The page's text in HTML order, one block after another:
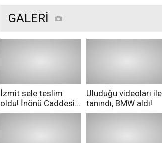
GALERİ
İzmit sele teslim
oldu! İnönü Caddesi
göle döndü!
Uluduğu videoları ile
tanındı, BMW aldı!